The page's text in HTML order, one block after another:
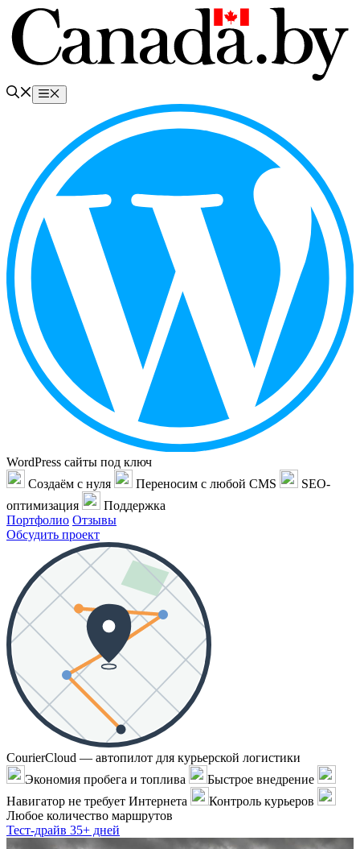
Перейти
содержимому
Меню
WordPress сайты под ключ
Создаём с нуля
Переносим с любой CMS
SEO-
оптимизация
Поддержка
Портфолио Отзывы
Обсудить проект
CourierCloud — автопилот для курьерской логистики
Экономия пробега и топлива
Быстрое внедрение
Навигатор не требует Интернета
Контроль курьеров
Любое количество маршрутов
Тест-драйв 35+ дней